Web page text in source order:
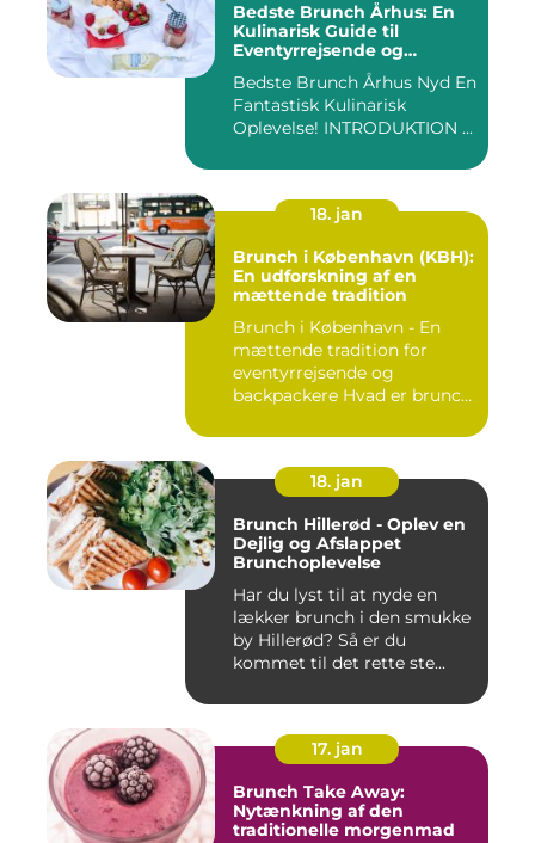
Bedste Brunch Århus: En
Kulinarisk Guide til
Eventyrrejsende og
Bedste Brunch Århus Nyd En
Fantastisk Kulinarisk
Oplevelse! INTRODUKTION ...
18. jan
Brunch i København (KBH):
En udforskning af en
mættende tradition
Brunch i København - En
mættende tradition for
eventyrrejsende og
backpackere Hvad er brunch
18. jan
Brunch Hillerød - Oplev en
Dejlig og Afslappet
Brunchoplevelse
Har du lyst til at nyde en
lækker brunch i den smukke
by Hillerød? Så er du
kommet til det rette ste...
17. jan
Brunch Take Away:
Nytænkning af den
traditionelle morgenmad